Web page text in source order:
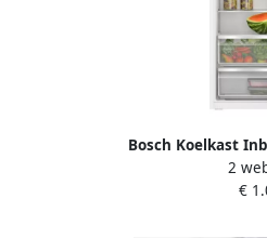
Bosch Koelkast
Koelkasten |
2
€